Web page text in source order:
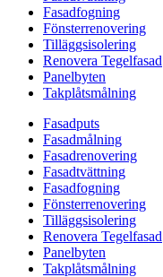
Fasadfogning
Fönsterrenovering
Tilläggsisolering
Renovera Tegelfasad
Panelbyten
Takplåtsmålning
Fasadputs
Fasadmålning
Fasadrenovering
Fasadtvättning
Fasadfogning
Fönsterrenovering
Tilläggsisolering
Renovera Tegelfasad
Panelbyten
Takplåtsmålning